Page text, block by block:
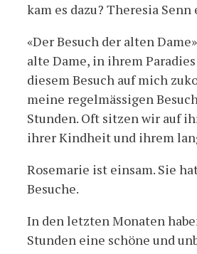
kam es dazu? Theresia
«Der Besuch der alten
alte Dame, in ihrem
diesem Besuch auf mich
meine regelmässigen
Stunden. Oft sitzen wir auf
ihrer Kindheit und ihrem
Rosemarie ist einsam. Sie
Besuche.
In den letzten Monaten
Stunden eine schöne und